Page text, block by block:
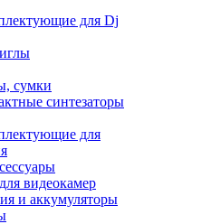
для Dj
сумки
синтезаторы
для
видеокамер
и аккумуляторы